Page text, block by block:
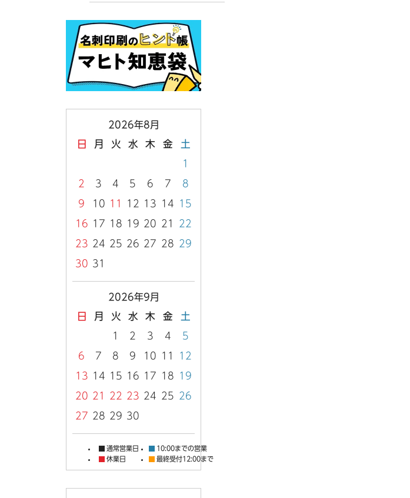
2026年8月
日 月 火 水 木 金 土
1
2 3 4 5 6 7 8
9 10 11 12 13 14 15
16 17 18 19 20 21 22
23 24 25 26 27 28 29
30 31
2026年9月
日 月 火 水 木 金 土
1 2 3 4 5
6 7 8 9 10 11 12
13 14 15 16 17 18 19
20 21 22 23 24 25 26
27 28 29 30
通常営業日
10:00までの営業
休業日
最終受付12:00まで